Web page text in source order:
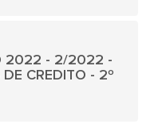
2022 - 2/2022 -
CREDITO - 2º